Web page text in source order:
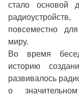
стало основой
повсеместно
миру.
Во время
историю
развивалось
о